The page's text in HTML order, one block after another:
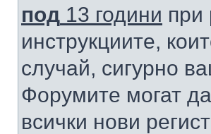
под 13 години при
инструкциите,
случай, сигурно
Форумите могат
всички нови